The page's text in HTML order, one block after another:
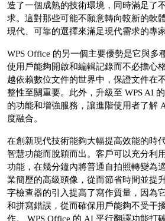
造了一個成熟的技術環境，同時滿足了
求。這對那些可能不願意轉向較新的軟
現代、可靠的選擇來滿足現代需求的專
WPS Office 的另一個主要優勢是它與多
使用戶能夠開啟和編輯記錄而不必擔心
越依賴數位文件的世界中，保證文件在
整性至關重要。此外，升級至 WPS AI
的功能和增強服務，讓進階使用者了解
度融合。
在創新現代技術能夠大幅提高效能的時
智慧功能而脫穎而出。客戶可以充分利
功能，在幾分鐘內將普通自拍照轉變為
業簡歷的高級頭像，從而節省時間並提
字檢查器的引入提高了寫作質量，因為
和拼寫錯誤，從而確保用戶能夠不受干
作。 WPS Office 的 AI 平行翻譯功能打